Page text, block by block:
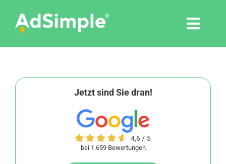
content
Pressemitteilungen
Jetzt sind Sie dran!
bei 1.659 Bewertungen